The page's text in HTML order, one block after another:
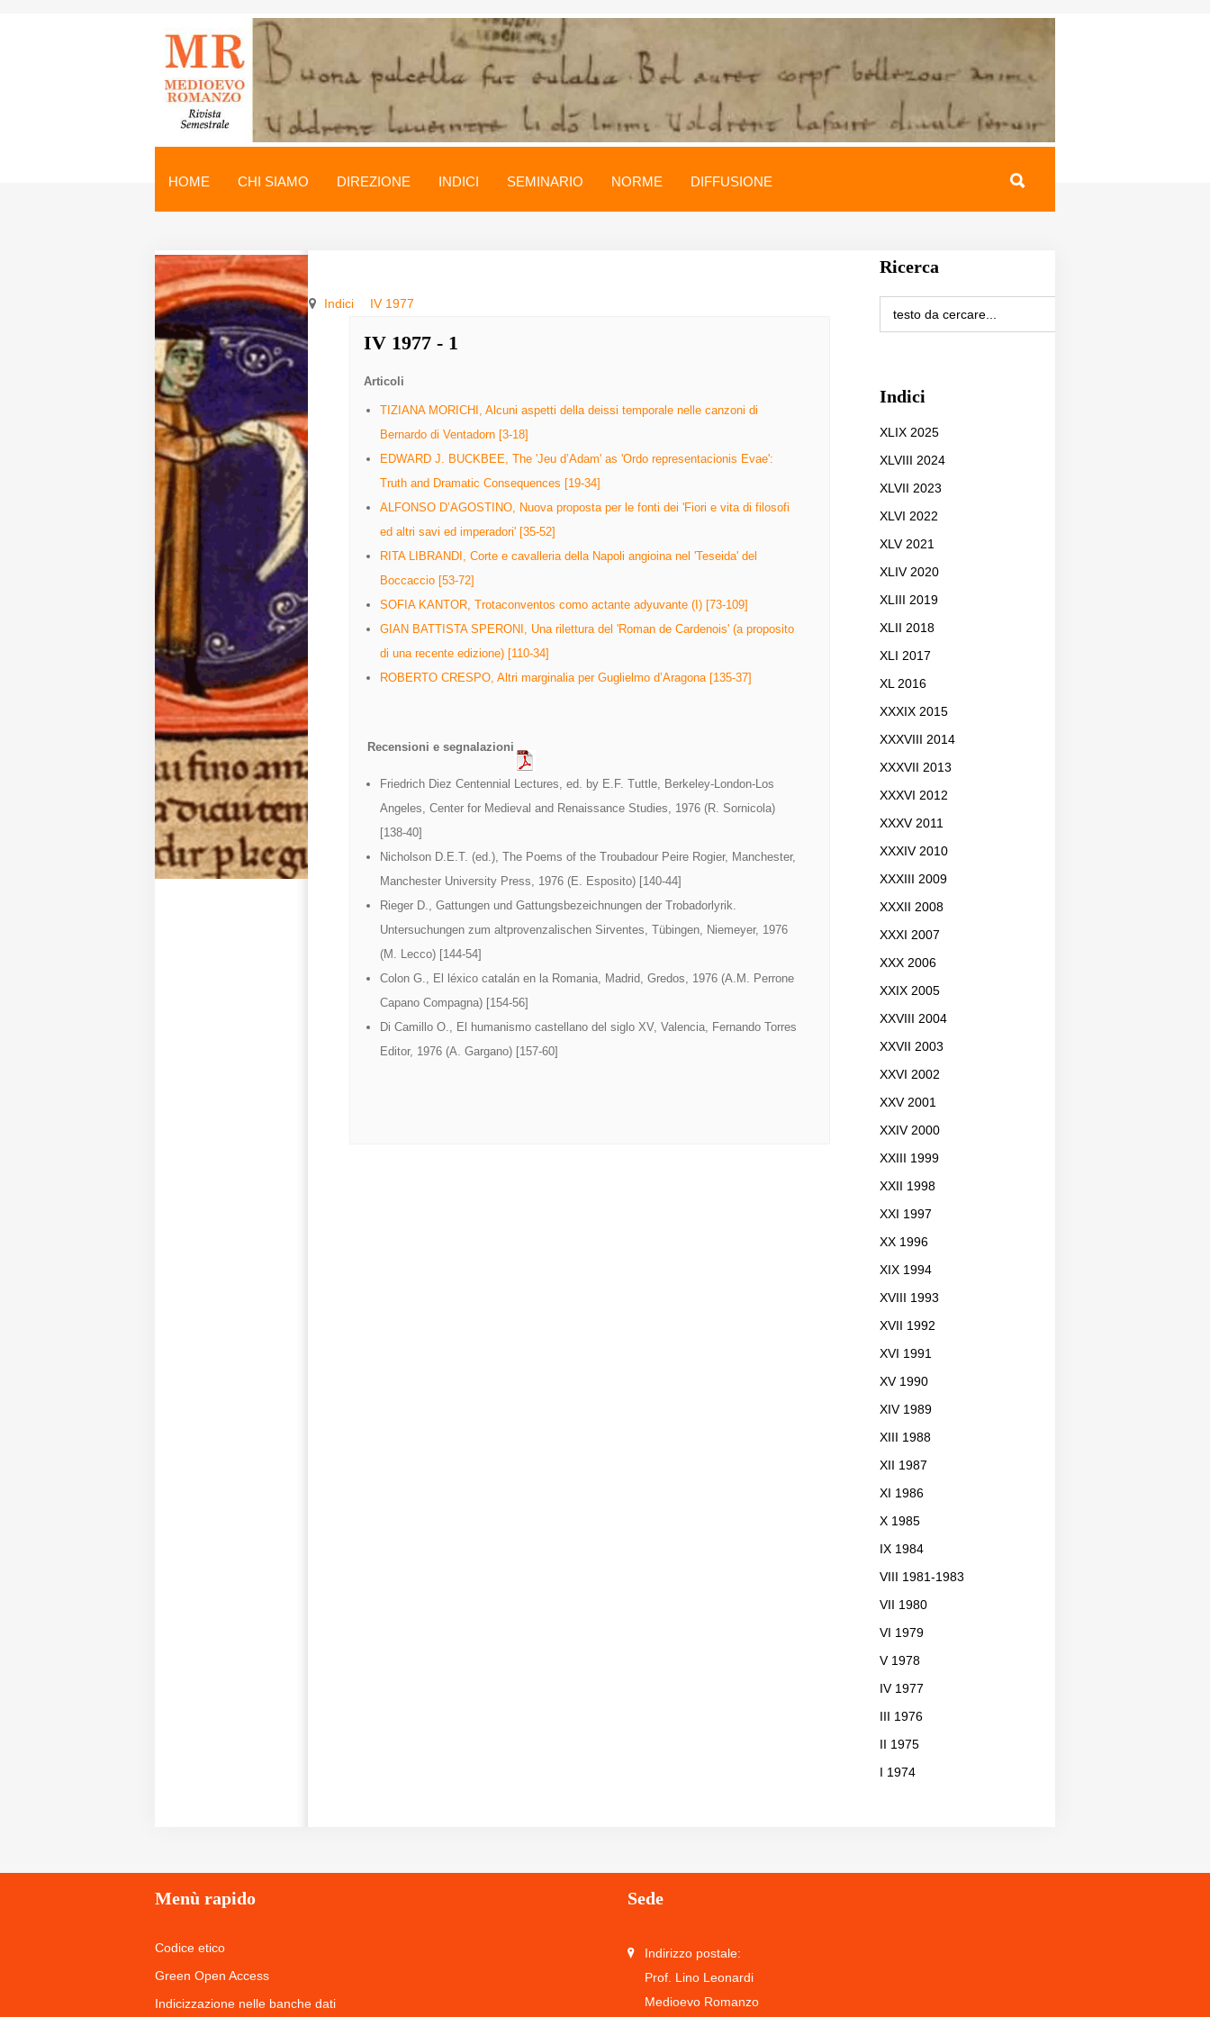
Medioevo Romanzo
direzione@medioevoromanzo.it
HOME CHI SIAMO DIREZIONE INDICI SEMINARIO NORME DIFFUSIONE
Indici IV 1977
IV 1977 - 1
Articoli
TIZIANA MORICHI, Alcuni aspetti della deissi temporale nelle canzoni di
Bernardo di Ventadorn [3-18]
EDWARD J. BUCKBEE, The 'Jeu d’Adam' as 'Ordo representacionis Evae':
Truth and Dramatic Consequences [19-34]
ALFONSO D’AGOSTINO, Nuova proposta per le fonti dei 'Fiori e vita di filosofi
ed altri savi ed imperadori' [35-52]
RITA LIBRANDI, Corte e cavalleria della Napoli angioina nel 'Teseida' del
Boccaccio [53-72]
SOFIA KANTOR, Trotaconventos como actante adyuvante (I) [73-109]
GIAN BATTISTA SPERONI, Una rilettura del 'Roman de Cardenois' (a proposito
di una recente edizione) [110-34]
ROBERTO CRESPO, Altri marginalia per Guglielmo d’Aragona [135-37]
Recensioni e segnalazioni
Friedrich Diez Centennial Lectures, ed. by E.F. Tuttle, Berkeley-London-Los
Angeles, Center for Medieval and Renaissance Studies, 1976 (R. Sornicola)
[138-40]
Nicholson D.E.T. (ed.), The Poems of the Troubadour Peire Rogier, Manchester,
Manchester University Press, 1976 (E. Esposito) [140-44]
Rieger D., Gattungen und Gattungsbezeichnungen der Trobadorlyrik.
Untersuchungen zum altprovenzalischen Sirventes, Tübingen, Niemeyer, 1976
(M. Lecco) [144-54]
Colon G., El léxico catalán en la Romania, Madrid, Gredos, 1976 (A.M. Perrone
Capano Compagna) [154-56]
Di Camillo O., El humanismo castellano del siglo XV, Valencia, Fernando Torres
Editor, 1976 (A. Gargano) [157-60]
Ricerca
Indici
XLIX 2025
XLVIII 2024
XLVII 2023
XLVI 2022
XLV 2021
XLIV 2020
XLIII 2019
XLII 2018
XLI 2017
XL 2016
XXXIX 2015
XXXVIII 2014
XXXVII 2013
XXXVI 2012
XXXV 2011
XXXIV 2010
XXXIII 2009
XXXII 2008
XXXI 2007
XXX 2006
XXIX 2005
XXVIII 2004
XXVII 2003
XXVI 2002
XXV 2001
XXIV 2000
XXIII 1999
XXII 1998
XXI 1997
XX 1996
XIX 1994
XVIII 1993
XVII 1992
XVI 1991
XV 1990
XIV 1989
XIII 1988
XII 1987
XI 1986
X 1985
IX 1984
VIII 1981-1983
VII 1980
VI 1979
V 1978
IV 1977
III 1976
II 1975
I 1974
Menù rapido
Codice etico
Green Open Access
Indicizzazione nelle banche dati
Sede
Indirizzo postale:
Prof. Lino Leonardi
Medioevo Romanzo